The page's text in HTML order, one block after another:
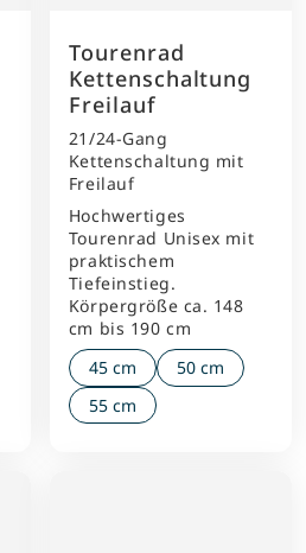
Tourenrad
Kettenschaltung
Freilauf
21/24-Gang
Kettenschaltung mit
Freilauf
Hochwertiges
Tourenrad Unisex mit
praktischem
Tiefeinstieg.
Körpergröße ca. 148
cm bis 190 cm
45 cm
50 cm
55 cm